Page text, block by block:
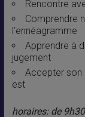
Rencontre
Comprendre
l’ennéagramme
Apprendre à
jugement
Accepter son
est
horaires: de